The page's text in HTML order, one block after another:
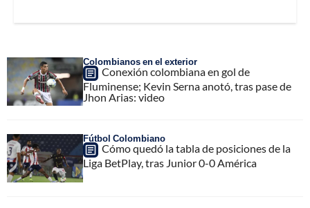
Colombianos en el exterior
Conexión colombiana en gol de
Fluminense; Kevin Serna anotó, tras pase de
Jhon Arias: video
Fútbol Colombiano
Cómo quedó la tabla de posiciones de la
Liga BetPlay, tras Junior 0-0 América